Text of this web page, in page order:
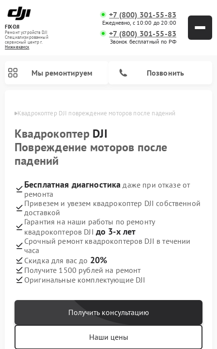
FIX-DJI
Ремонт устройств DJI
Специализированный
cервисный центр г.
Нижнекамск
+7 (800) 301-55-83
Ежедневно, с 10:00 до 20:00
+7 (800) 301-55-83
Звонок бесплатный по РФ
Мы ремонтируем Позвонить
Квадрокоптер DJI повреждение моторов после падений
Квадрокоптер DJI
Повреждение моторов после
падений
Бесплатная диагностика даже при отказе от
ремонта
Привезем и увезем квадрокоптер DJI собственной
доставкой
Гарантия на наши работы по ремонту
квадрокоптеров DJI до 3-х лет
Срочный ремонт квадрокоптеров DJI в течении
часа
Скидка для вас до 20%
Получите 1500 рублей на ремонт
Оригинальные комплектующие DJI
Получить консультацию
Наши цены